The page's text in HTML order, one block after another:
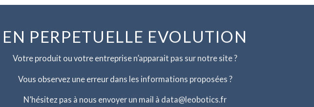
EN PERPETUELLE EVOLUTION
Votre produit ou votre entreprise n’apparait pas sur notre site ?
Vous observez une erreur dans les informations proposées ?
N’hésitez pas à nous envoyer un mail à data@leobotics.fr